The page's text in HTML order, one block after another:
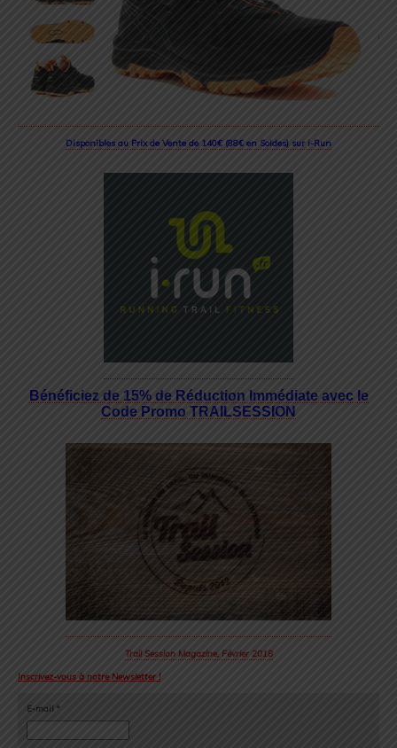
Disponibles au Prix de Vente de 140€ (88€ en Soldes) sur i-Run
Bénéficiez de 15% de Réduction Immédiate avec le
Code Promo TRAILSESSION
Trail Session Magazine, Février 2018
Inscrivez-vous à notre Newsletter !
E-mail *